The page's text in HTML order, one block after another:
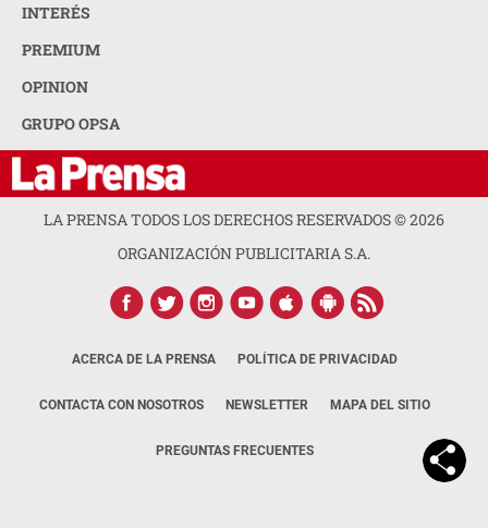
INTERÉS
PREMIUM
OPINION
GRUPO OPSA
LA PRENSA TODOS LOS DERECHOS RESERVADOS ©2026
ORGANIZACIÓN PUBLICITARIA S.A.
ACERCA DE LA PRENSA POLÍTICA DE PRIVACIDAD
CONTACTA CON NOSOTROS NEWSLETTER MAPA DEL SITIO
PREGUNTAS FRECUENTES